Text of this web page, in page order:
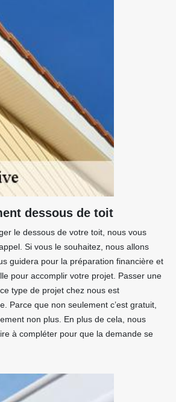
dessous de toit
le dessous de votre toit, nous vous
Si vous le souhaitez, nous allons
guidera pour la préparation financière et
pour accomplir votre projet. Passer une
type de projet chez nous est
Parce que non seulement c’est gratuit,
non plus. En plus de cela, nous
à compléter pour que la demande se